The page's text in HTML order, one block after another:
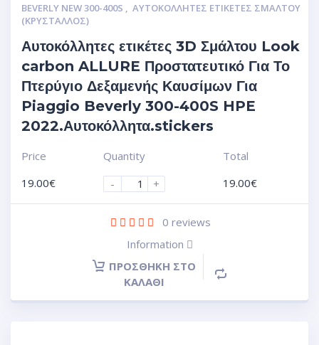
BEVERLY NEW 300-400S , ΑΥΤΟΚΌΛΛΗΤΕΣ ΕΤΙΚΈΤΕΣ ΣΜΆΛΤΟΥ
(ΚΡΥΣΤΑΛΛΟΣ)
Αυτοκόλλητες ετικέτες 3D Σμάλτου Look
carbon ALLURE Προστατευτικό Για Το
Πτερύγιο Δεξαμενής Καυσίμων Για
Piaggio Beverly 300-400S HPE
2022.Αυτοκόλλητα.stickers
Price
19.00€
Quantity
-
+
Total
19.00€
0 reviews
Information
ΠΡΟΣΘΉΚΗ ΣΤΟ
ΚΑΛΆΘΙ